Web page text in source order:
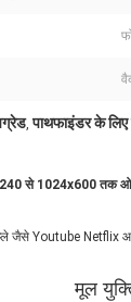
,पाथफाइंडर के
से 1024x600 तक
प्ले जैसे Youtube Netflix
मूल